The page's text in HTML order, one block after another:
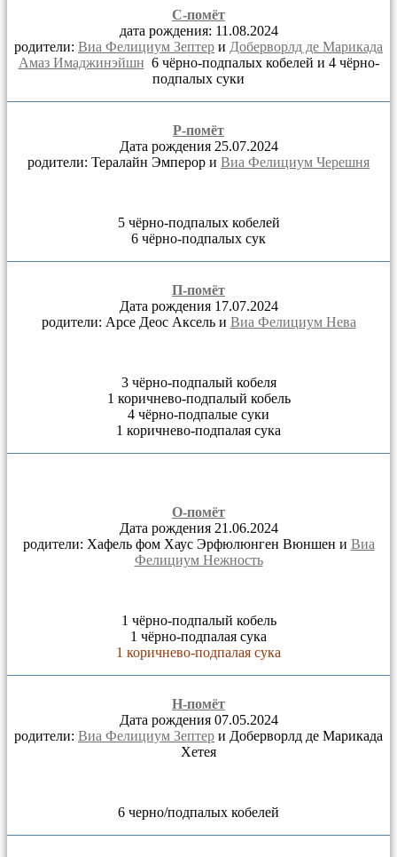
С-помёт
дата рождения: 11.08.2024
родители: Виа Фелициум Зептер и Доберворлд де Марикада
Амаз Имаджинэйшн 6 чёрно-подпалых кобелей и 4 чёрно-
подпалых суки
Р-помёт
Дата рождения 25.07.2024
родители: Тералайн Эмперор и Виа Фелициум Черешня
5 чёрно-подпалых кобелей
6 чёрно-подпалых сук
П-помёт
Дата рождения 17.07.2024
родители: Арсе Деос Аксель и Виа Фелициум Нева
3 чёрно-подпалый кобеля
1 коричнево-подпалый кобель
4 чёрно-подпалые суки
1 коричнево-подпалая сука
О-помёт
Дата рождения 21.06.2024
родители: Хафель фом Хаус Эрфюлюнген Вюншен и Виа
Фелициум Нежность
1 чёрно-подпалый кобель
1 чёрно-подпалая сука
1 коричнево-подпалая сука
Н-помёт
Дата рождения 07.05.2024
родители: Виа Фелициум Зептер и Доберворлд де Марикада
Хетея
6 черно/подпалых кобелей